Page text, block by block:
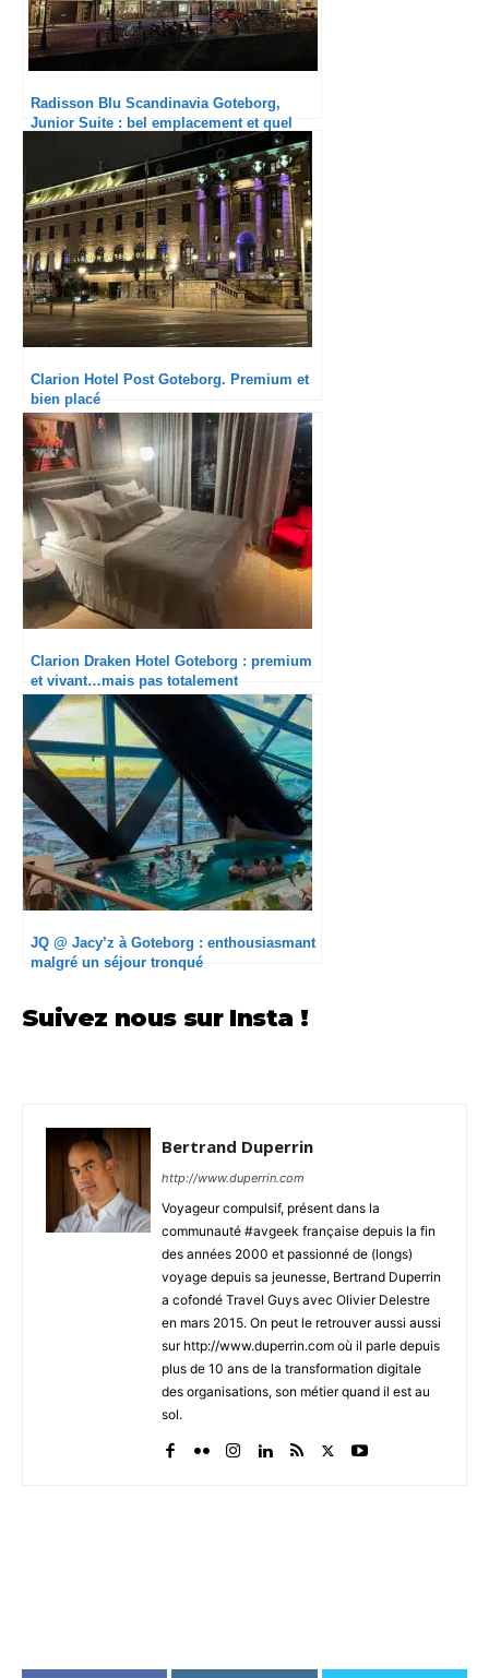
Radisson Blu Scandinavia Goteborg,
Junior Suite : bel emplacement et quel
Clarion Hotel Post Goteborg. Premium et
bien placé
Clarion Draken Hotel Goteborg : premium
et vivant…mais pas totalement
opérationnel
JQ @ Jacy’z à Goteborg : enthousiasmant
malgré un séjour tronqué
Suivez nous sur Insta !
Bertrand Duperrin
http://www.duperrin.com
Voyageur compulsif, présent dans la
communauté #avgeek française depuis la fin
des années 2000 et passionné de (longs)
voyage depuis sa jeunesse, Bertrand Duperrin
a cofondé Travel Guys avec Olivier Delestre
en mars 2015. On peut le retrouver aussi aussi
sur http://www.duperrin.com où il parle depuis
plus de 10 ans de la transformation digitale
des organisations, son métier quand il est au
sol.